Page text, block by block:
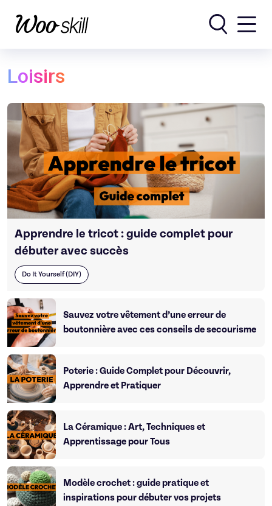
Loisirs
Apprendre le tricot : guide complet pour
débuter avec succès
Do It Yourself (DIY)
Sauvez votre vêtement d’une erreur de
boutonnière avec ces conseils de secourisme
Poterie : Guide Complet pour Découvrir,
Apprendre et Pratiquer
La Céramique : Art, Techniques et
Apprentissage pour Tous
Modèle crochet : guide pratique et
inspirations pour débuter vos projets